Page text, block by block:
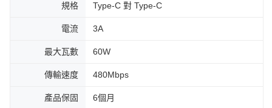
規格 Type-C 對 Type-C
電流 3A
最大瓦數 60W
傳輸速度 480Mbps
產品保固 6個月